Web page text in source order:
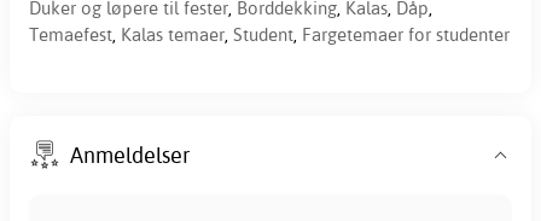
Duker og løpere til fester, Borddekking, Kalas, Dåp,
Temaefest, Kalas temaer, Student, Fargetemaer for studenter
Anmeldelser